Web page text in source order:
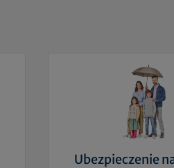
Ubezpieczenie